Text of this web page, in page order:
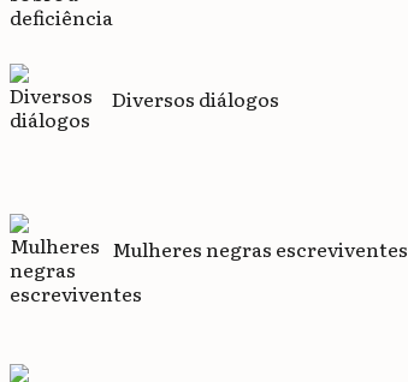
Diversos diálogos
Mulheres negras escreviventes